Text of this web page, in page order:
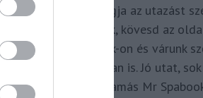
vagy, légy tagja az utazást
Közösségünknek, kövesd az
hozzá a Facebook-on és várunk
zárt csoportunkban is. Jó utat,
Kassay Tamás Mr